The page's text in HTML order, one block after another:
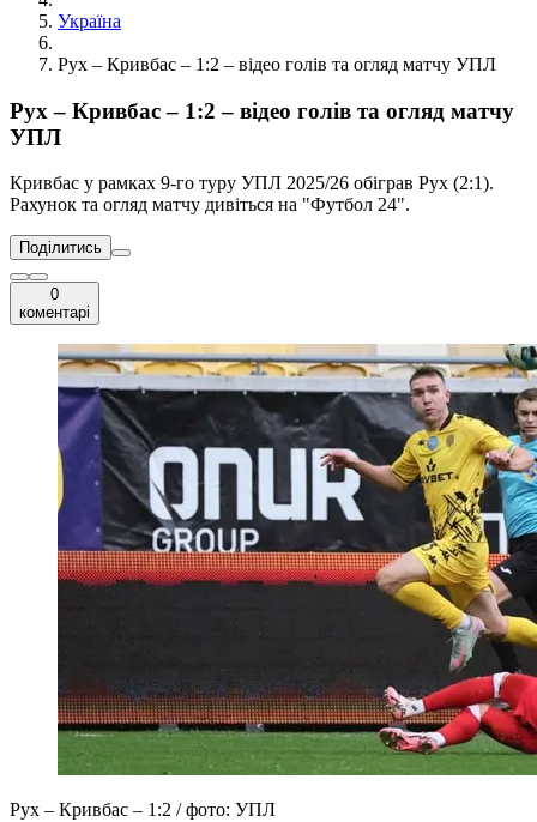
Україна
Рух – Кривбас – 1:2 – відео голів та огляд матчу УПЛ
Рух – Кривбас – 1:2 – відео голів та огляд матчу
УПЛ
Кривбас у рамках 9-го туру УПЛ 2025/26 обіграв Рух (2:1).
Рахунок та огляд матчу дивіться на "Футбол 24".
Поділитись
0
коментарі
Рух – Кривбас – 1:2 / фото: УПЛ